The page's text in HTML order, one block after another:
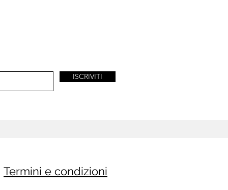
ISCRIVITI
Termini e condizioni